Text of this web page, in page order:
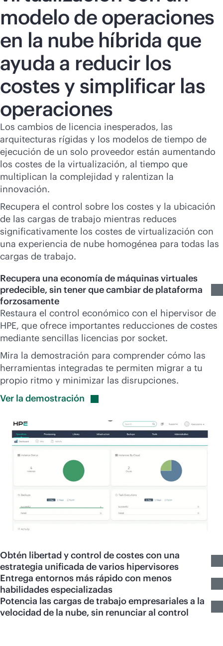
modelo de operaciones
en la nube híbrida que
ayuda a reducir los
costes y simplificar las
operaciones
Los cambios de licencia inesperados, las
arquitecturas rígidas y los modelos de tiempo de
ejecución de un solo proveedor están aumentando
los costes de la virtualización, al tiempo que
multiplican la complejidad y ralentizan la
innovación.
Recupera el control sobre los costes y la ubicación
de las cargas de trabajo mientras reduces
significativamente los costes de virtualización con
una experiencia de nube homogénea para todas las
cargas de trabajo.
Recupera una economía de máquinas virtuales
predecible, sin tener que cambiar de plataforma
forzosamente
Restaura el control económico con el hipervisor de
HPE, que ofrece importantes reducciones de costes
mediante sencillas licencias por socket.
Mira la demostración para comprender cómo las
herramientas integradas te permiten migrar a tu
propio ritmo y minimizar las disrupciones.
Ver la demostración
Obtén libertad y control de costes con una
estrategia unificada de varios hipervisores
Entrega entornos más rápido con menos
habilidades especializadas
Potencia las cargas de trabajo empresariales a la
velocidad de la nube, sin renunciar al control